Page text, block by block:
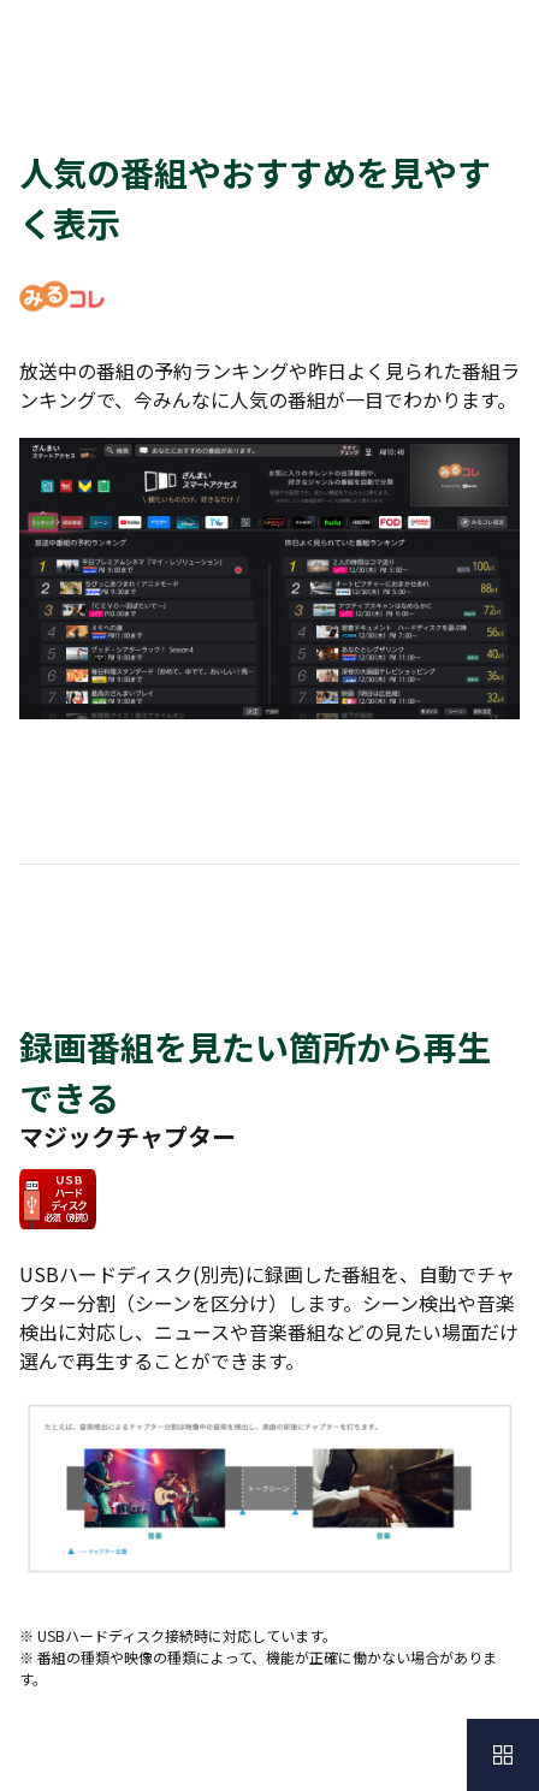
人気の番組やおすすめを見やす
く表示
放送中の番組の予約ランキングや昨日よく見られた番組ラ
ンキングで、今みんなに人気の番組が一目でわかります。
録画番組を見たい箇所から再生
できる
マジックチャプター
USBハードディスク(別売)に録画した番組を、自動でチャ
プター分割（シーンを区分け）します。シーン検出や音楽
検出に対応し、ニュースや音楽番組などの見たい場面だけ
選んで再生することができます。
※ USBハードディスク接続時に対応しています。
※ 番組の種類や映像の種類によって、機能が正確に働かない場合がありま
す。